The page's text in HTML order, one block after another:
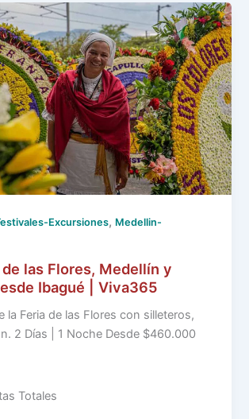
Excursiones, Medellin-
las Flores, Medellín y
Ibagué | Viva365
la Feria de las Flores con silleteros,
2 Días | 1 Noche Desde $460.000
Totales